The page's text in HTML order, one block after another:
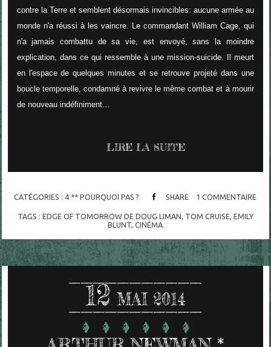
contre la Terre et semblent désormais invincibles: aucune armée au
monde n'a réussi à les vaincre. Le commandant William Cage, qui
n'a jamais combattu de sa vie, est envoyé, sans la moindre
explication, dans ce qui ressemble à une mission-suicide. Il meurt
en l'espace de quelques minutes et se retrouve projeté dans une
boucle temporelle, condamné à revivre le même combat et à mourir
de nouveau indéfiniment…
LIRE LA SUITE
CATÉGORIES : 4 ** POURQUOI PAS ? SHARE 1 COMMENTAIRE
TAGS : EDGE OF TOMORROW DE DOUG LIMAN, TOM CRUISE, EMILY
BLUNT,CINÉMA
12 MAI 2014